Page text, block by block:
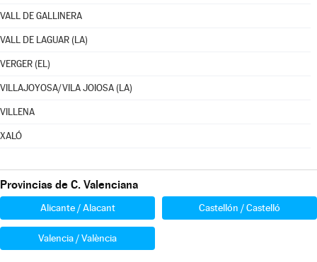
VALL DE GALLINERA
VALL DE LAGUAR (LA)
VERGER (EL)
VILLAJOYOSA/VILA JOIOSA (LA)
VILLENA
XALÓ
Provincias de C. Valenciana
Alicante / Alacant Castellón / Castelló
Valencia / València